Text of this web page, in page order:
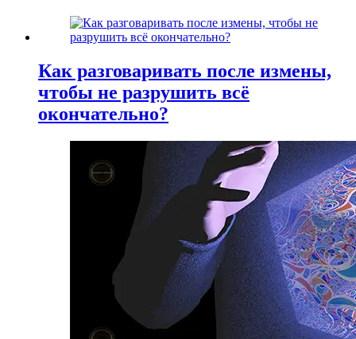
Как разговаривать после измены,
чтобы не разрушить всё
окончательно?